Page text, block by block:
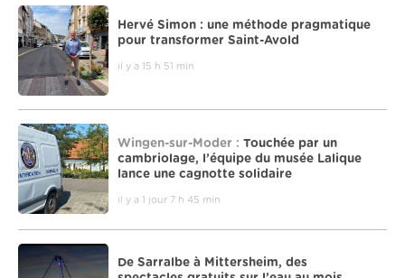
Hervé Simon : une méthode pragmatique
pour transformer Saint-Avold
il y a 15 h 51 min
Wingen-sur-Moder : Touchée par un
cambriolage, l’équipe du musée Lalique
lance une cagnotte solidaire
il y a 1 jour 7 h 45 min
De Sarralbe à Mittersheim, des